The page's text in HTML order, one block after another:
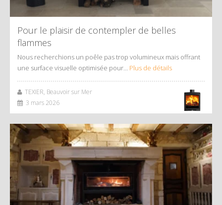
Pour le plaisir de contempler de belles
flammes
Nous recherchions un poêle pas trop volumineux mais offrant
une surface visuelle optimisée pour… Plus de détails
TEXIER, Beauvoir sur Mer
3 mars 2026